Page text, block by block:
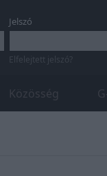
Jelszó
Elfelejtett jelszó?
Közösség